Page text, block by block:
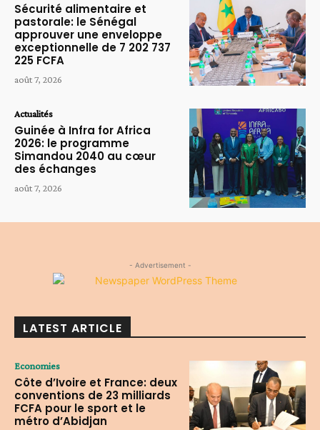
Sécurité alimentaire et
pastorale: le Sénégal
approuver une enveloppe
exceptionnelle de 7 202 737
225 FCFA
août 7, 2026
Actualités
Guinée à Infra for Africa
2026: le programme
Simandou 2040 au cœur
des échanges
août 7, 2026
- Advertisement -
LATEST ARTICLE
Economies
Côte d’Ivoire et France: deux
conventions de 23 milliards
FCFA pour le sport et le
métro d’Abidjan